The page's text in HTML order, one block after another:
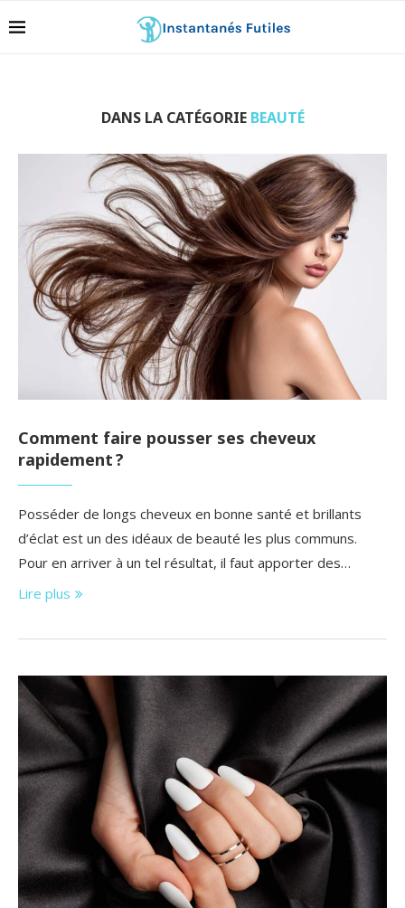
DANS LA CATÉGORIE BEAUTÉ
Comment faire pousser ses cheveux
rapidement ?
Posséder de longs cheveux en bonne santé et brillants
d’éclat est un des idéaux de beauté les plus communs.
Pour en arriver à un tel résultat, il faut apporter des…
Lire plus